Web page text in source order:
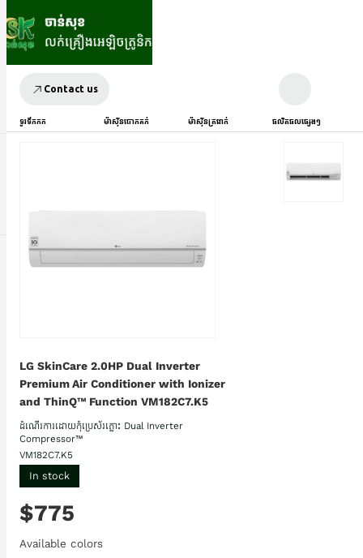
Contact us
ទូរទឹកកក ម៉ាស៊ីនបោកគក់ ម៉ាស៊ីនត្រជាក់ ផលិតផលផ្សេងៗ
LG SkinCare 2.0HP Dual Inverter
Premium Air Conditioner with Ionizer
and ThinQ™ Function VM182C7.K5
ដំណើរការដោយកុំប្រេស័រភ្លោះ Dual Inverter
Compressor™
VM182C7.K5
In stock
$775
Available colors